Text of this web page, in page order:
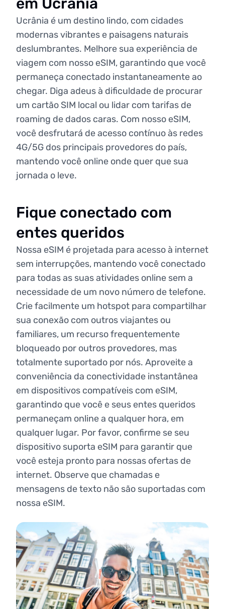
Ucrânia é um destino lindo, com cidades
modernas vibrantes e paisagens naturais
deslumbrantes. Melhore sua experiência de
viagem com nosso eSIM, garantindo que você
permaneça conectado instantaneamente ao
chegar. Diga adeus à dificuldade de procurar
um cartão SIM local ou lidar com tarifas de
roaming de dados caras. Com nosso eSIM,
você desfrutará de acesso contínuo às redes
4G/5G dos principais provedores do país,
mantendo você online onde quer que sua
jornada o leve.
Fique conectado com
entes queridos
Nossa eSIM é projetada para acesso à internet
sem interrupções, mantendo você conectado
para todas as suas atividades online sem a
necessidade de um novo número de telefone.
Crie facilmente um hotspot para compartilhar
sua conexão com outros viajantes ou
familiares, um recurso frequentemente
bloqueado por outros provedores, mas
totalmente suportado por nós. Aproveite a
conveniência da conectividade instantânea
em dispositivos compatíveis com eSIM,
garantindo que você e seus entes queridos
permaneçam online a qualquer hora, em
qualquer lugar. Por favor, confirme se seu
dispositivo suporta eSIM para garantir que
você esteja pronto para nossas ofertas de
internet. Observe que chamadas e
mensagens de texto não são suportadas com
nossa eSIM.